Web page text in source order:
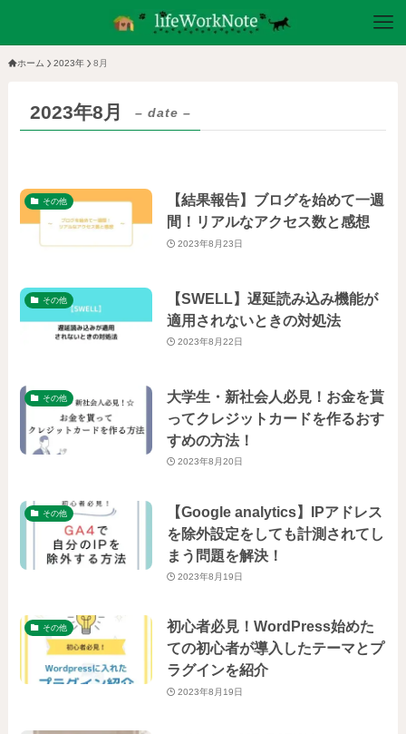
ホーム 2023年 8月
2023年8月 – date –
その他
【結果報告】ブログを始めて一週
間！リアルなアクセス数と感想
2023年8月23日
その他
【SWELL】遅延読み込み機能が
適用されないときの対処法
2023年8月22日
その他
大学生・新社会人必見！お金を貰
ってクレジットカードを作るおす
すめの方法！
2023年8月20日
その他
【Google analytics】IPアドレス
を除外設定をしても計測されてし
まう問題を解決！
2023年8月19日
その他
初心者必見！WordPress始めた
ての初心者が導入したテーマとプ
ラグインを紹介
2023年8月19日